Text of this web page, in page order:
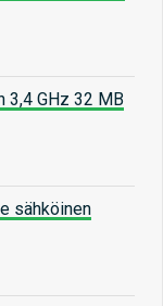
3,4 GHz 32 MB
sähköinen